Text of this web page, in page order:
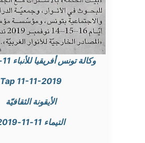
وكالة تونس أفريقيا للأنباء 11-11-2019
Tap 11-11-2019
الأيقونة الثقافيّة
التيماء 11-11-2019